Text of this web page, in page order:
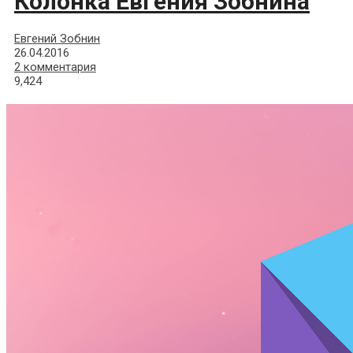
Евгений Зобнин
26.04.2016
2 комментария
9,424